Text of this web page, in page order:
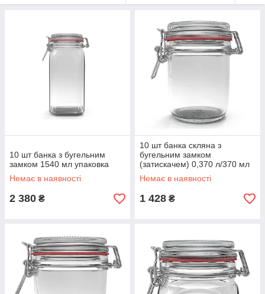
10 шт банка з бугельним
замком 1540 мл упаковка
Немає в наявності
2 380 ₴
10 шт банка скляна з
бугельним замком
(затискачем) 0,370 л/370 мл
упаковка
Немає в наявності
1 428 ₴